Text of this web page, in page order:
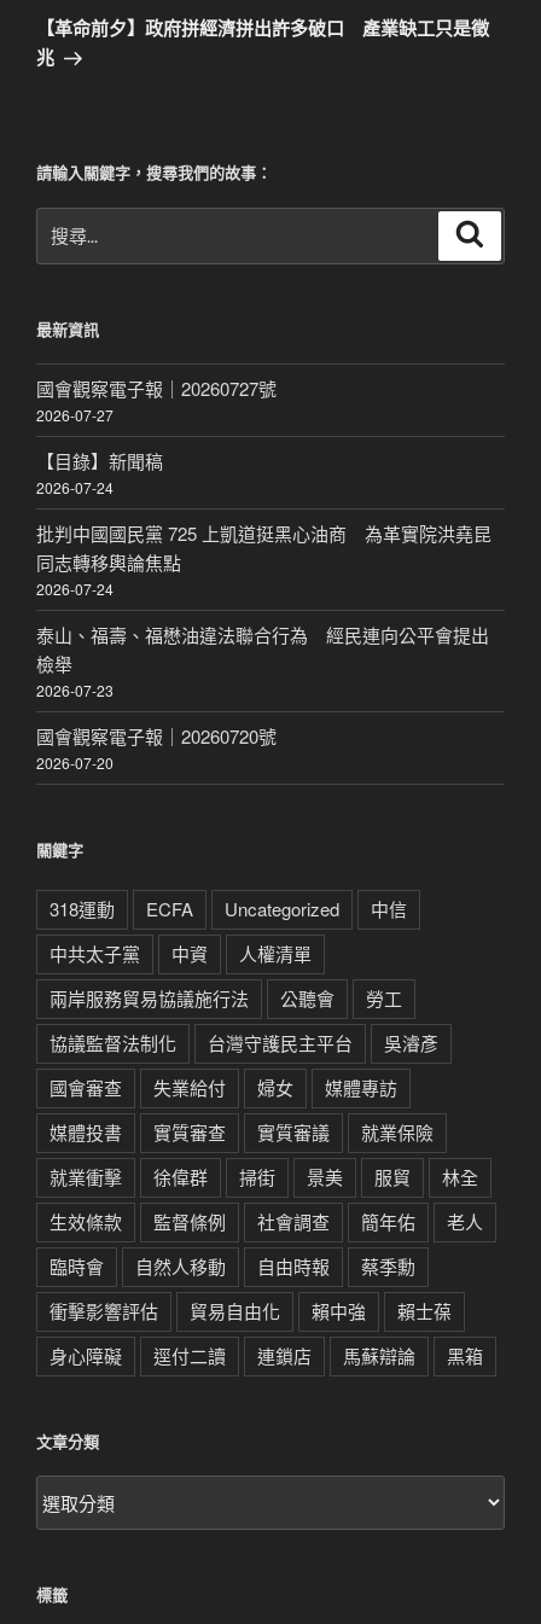
章一
篇
【革命前夕】政府拼經濟拼出許多破口 產業缺工只是徵
兆
請輸入關鍵字，搜尋我們的故事：
尋
字:
最新資訊
國會觀察電子報｜20260727號
2026-07-27
【目錄】新聞稿
2026-07-24
批判中國國民黨 725 上凱道挺黑心油商 為革實院洪堯昆
同志轉移輿論焦點
2026-07-24
泰山、福壽、福懋油違法聯合行為 經民連向公平會提出
檢舉
2026-07-23
國會觀察電子報｜20260720號
2026-07-20
關鍵字
318運動 ECFA Uncategorized
中信
中共太子黨
中資
人權清單
兩岸服務貿易協議施行法
公聽會
勞工
協議監督法制化
台灣守護民主平台
吳濬彥
國會審查
失業給付 婦女
媒體專訪
媒體投書
實質審查 實質審議
就業保險
就業衝擊
徐偉群 掃街 景美 服貿
林全
生效條款
監督條例 社會調查 簡年佑
老人
臨時會
自然人移動 自由時報
蔡季勳
衝擊影響評估
貿易自由化 賴中強
賴士葆
身心障礙
逕付二讀 連鎖店 馬蘇辯論 黑箱
文章分類
文
章
標籤